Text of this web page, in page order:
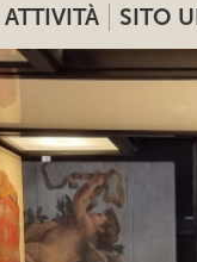
ATTIVITÀ SITO